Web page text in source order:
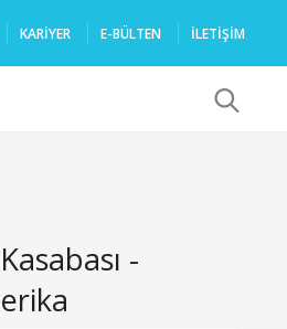
KARIYER E-BÜLTEN İLETİŞİM
-